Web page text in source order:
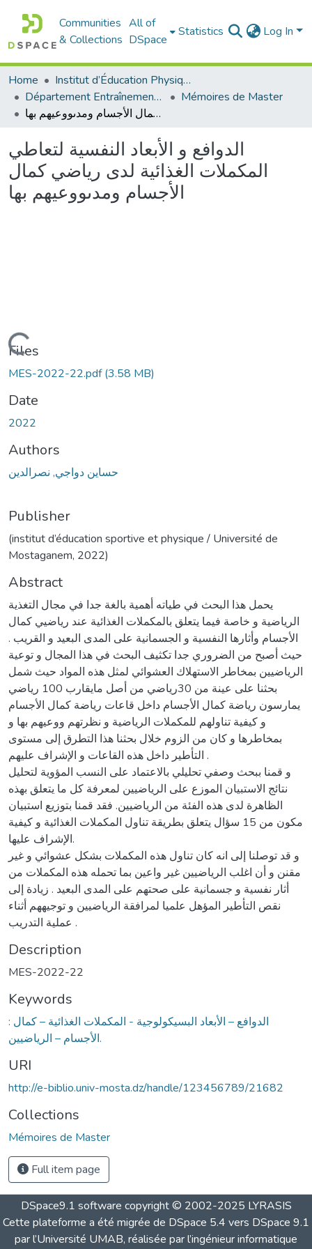
Communities
& Collections
All of
DSpace
Statistics Log In
Home
Institut d’Éducation Physique et Sportive
Département Entraînement Sportif (ES)
Mémoires de Master
الدوافع و الأبعاد النفسية لتعاطي المكملات الغذائية لدى رياضي كمال الأجسام ومدىووعيهم بها
الدوافع و الأبعاد النفسية لتعاطي
المكملات الغذائية لدى رياضي كمال
الأجسام ومدىووعيهم بها
Loading...
Files
MES-2022-22.pdf(3.58 MB)
Date
2022
Authors
حساين دواجي, نصرالدين
Publisher
(institut d’éducation sportive et physique / Université de
Mostaganem, 2022)
Abstract
يحمل هذا البحث في طياته أهمية بالغة جدا في مجال التغذية
الرياضية و خاصة فيما يتعلق بالمكملات الغذائية عند رياضيي كمال
الأجسام وأثارها النفسية و الجسمانية على المدى البعيد و القريب .
حيث أصبح من الضروري جدا تكثيف البحث في هذا المجال و توعية
الرياضيين بمخاطر الاستهلاك العشوائي لمثل هذه المواد حيث شمل
بحثنا على عينة من 30رياضي من أصل مايقارب 100 رياضي
يمارسون رياضة كمال الأجسام داخل قاعات رياضة كمال الأجسام
و كيفية تناولهم للمكملات الرياضية و نظرتهم ووعيهم بها و
بمخاطرها و كان من الزوم خلال بحثنا هذا التطرق إلى مستوى
التأطير داخل هذه القاعات و الإشراف عليهم .
و قمنا ببحث وصفي تحليلي بالاعتماد على النسب المؤوية لتحليل
نتائج الاستبيان الموزع على الرياضيين لمعرفة كل ما يتعلق بهذه
الظاهرة لدى هذه الفئة من الرياضيين. فقد قمنا بتوزيع استبيان
مكون من 15 سؤال يتعلق بطريقة تناول المكملات الغذائية و كيفية
الإشراف عليها.
و قد توصلنا إلى انه كان تناول هذه المكملات بشكل عشوائي و غير
مقنن و أن اغلب الرياضيين غير واعين بما تحمله هذه المكملات من
أثار نفسية و جسمانية على صحتهم على المدى البعيد . زيادة إلى
نقص التأطير المؤهل علميا لمرافقة الرياضيين و توجيههم أثناء
عملية التدريب .
Description
MES-2022-22
Keywords
: الدوافع – الأبعاد البسيكولوجية - المكملات الغذائية – كمال
الأجسام – الرياضيين.
URI
http://e-biblio.univ-mosta.dz/handle/123456789/21682
Collections
Mémoires de Master
Full item page
DSpace9.1 software copyright © 2002-2025 LYRASIS
Cette plateforme a été migrée de DSpace 5.4 vers DSpace 9.1
par l’Université UMAB, réalisée par l’ingénieur informatique